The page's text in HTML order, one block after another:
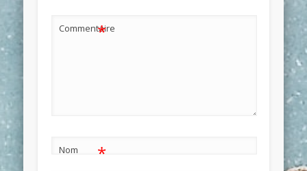
Commentaire
*
Nom *